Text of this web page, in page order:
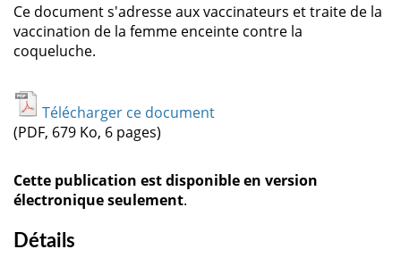
Ce document s'adresse aux vaccinateurs et traite de la
vaccination de la femme enceinte contre la
coqueluche.
Télécharger ce document
(PDF, 679 Ko, 6 pages)
Cette publication est disponible en version
électronique seulement.
Détails